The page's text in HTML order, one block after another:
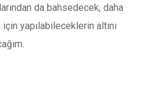
da bahsedecek, daha
yapılabileceklerin altını